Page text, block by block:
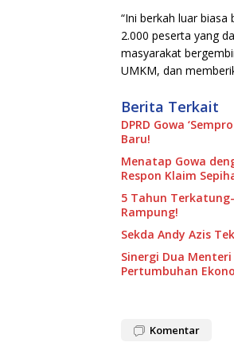
“Ini berkah luar
2.000 peserta yang
masyarakat
UMKM, dan
Berita Terkait
DPRD Gowa
Baru!
Menatap Gowa
Respon Klaim
5 Tahun
Rampung!
Sekda Andy Azis
Sinergi Dua
Pertumbuhan
Komentar